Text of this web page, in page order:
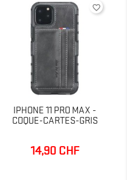
IPHONE 11 PRO MAX -
COQUE-CARTES-GRIS
Prix
14,90 CHF
favorite_border